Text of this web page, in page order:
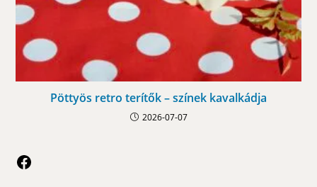
Pöttyös retro terítők – színek kavalkádja
2026-07-07
Facebook